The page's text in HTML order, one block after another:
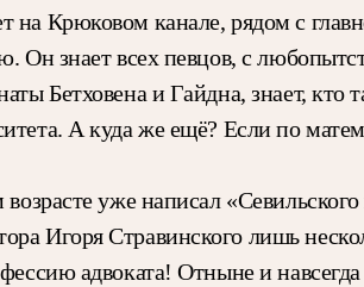
Крюковом канале, рядом с
знает всех певцов, с
Бетховена и Гайдна, знает, кто
А куда же ещё? Если по
уже написал
Игоря Стравинского лишь
адвоката! Отныне и навсегда